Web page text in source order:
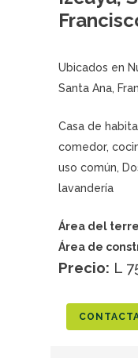
Ubicados en
Santa Ana,
Casa de
comedor,
uso común,
lavandería
Área del
Área de
Precio: L